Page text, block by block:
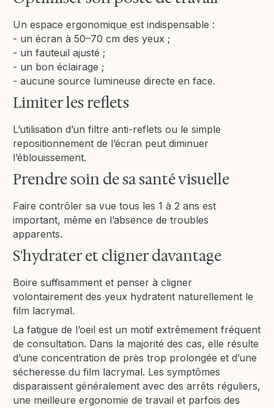
Un espace ergonomique est indispensable :
- un écran à 50–70 cm des yeux ;
- un fauteuil ajusté ;
- un bon éclairage ;
- aucune source lumineuse directe en face.
Limiter les reflets
L’utilisation d’un filtre anti-reflets ou le simple
repositionnement de l’écran peut diminuer
l’éblouissement.
Prendre soin de sa santé visuelle
Faire contrôler sa vue tous les 1 à 2 ans est
important, même en l’absence de troubles
apparents.
S'hydrater et cligner davantage
Boire suffisamment et penser à cligner
volontairement des yeux hydratent naturellement le
film lacrymal.
La fatigue de l’oeil est un motif extrêmement fréquent
de consultation. Dans la majorité des cas, elle résulte
d’une concentration de près trop prolongée et d’une
sécheresse du film lacrymal. Les symptômes
disparaissent généralement avec des arrêts réguliers,
une meilleure ergonomie de travail et parfois des